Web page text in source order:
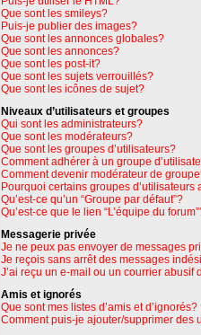
Que sont les smileys?
Puis-je publier des images?
Que sont les annonces globales?
Que sont les annonces?
Que sont les post-it?
Que sont les sujets verrouillés?
Que sont les icônes de sujet?
Niveaux d’utilisateurs et groupes
Qui sont les administrateurs?
Que sont les modérateurs?
Que sont les groupes d’utilisateurs?
Comment adhérer à un groupe
Comment devenir modérateur de
Pourquoi certains groupes
Qu’est-ce qu’un “Groupe par défaut”?
Qu’est-ce que le lien “L’équipe du
Messagerie privée
Je ne peux pas envoyer de messages
Je reçois sans arrêt des messages
J’ai reçu un e-mail ou un courrier abusif
Amis et ignorés
Que sont mes listes d’amis et d’ignorés?
Comment puis-je ajouter/supprimer des